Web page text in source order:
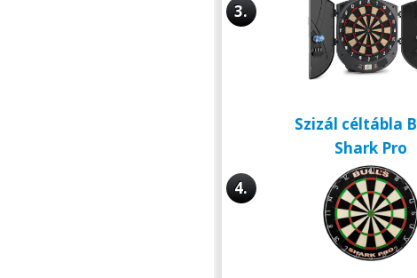
3.
4.
Szizál céltábla
Shark Pro